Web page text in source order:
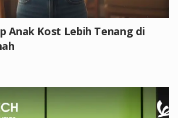
Anak Kost Lebih Tenang di